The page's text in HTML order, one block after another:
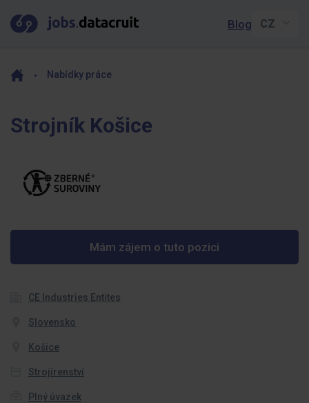
Blog
Nabídky práce
Strojník Košice
Mám zájem o tuto pozici
CE Industries Entites
Slovensko
Košice
Strojírenství
Plný úvazek